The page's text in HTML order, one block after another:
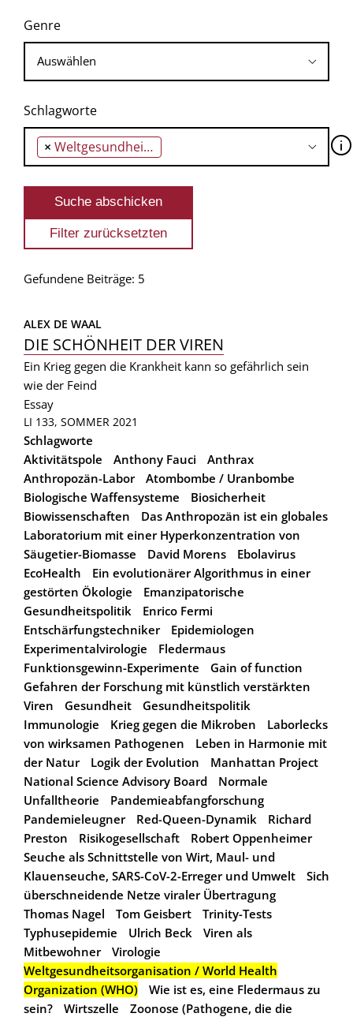
Genre
Schlagworte
× Weltgesundheitsorganisation / World Health Organization (WHO) 🛈
Gefundene Beiträge: 5
ALEX DE WAAL
DIE SCHÖNHEIT DER VIREN
Ein Krieg gegen die Krankheit kann so gefährlich sein
wie der Feind
Essay
LI 133, SOMMER 2021
Schlagworte
Aktivitätspole
Anthony Fauci
Anthrax
Anthropozän-Labor
Atombombe / Uranbombe
Biologische Waffensysteme
Biosicherheit
Biowissenschaften
Das Anthropozän ist ein globales
Laboratorium mit einer Hyperkonzentration von
Säugetier-Biomasse
David Morens
Ebolavirus
EcoHealth
Ein evolutionärer Algorithmus in einer
gestörten Ökologie
Emanzipatorische
Gesundheitspolitik
Enrico Fermi
Entschärfungstechniker
Epidemiologen
Experimentalvirologie
Fledermaus
Funktionsgewinn-Experimente
Gain of function
Gefahren der Forschung mit künstlich verstärkten
Viren
Gesundheit
Gesundheitspolitik
Immunologie
Krieg gegen die Mikroben
Laborlecks
von wirksamen Pathogenen
Leben in Harmonie mit
der Natur
Logik der Evolution
Manhattan Project
National Science Advisory Board
Normale
Unfalltheorie
Pandemieabfangforschung
Pandemieleugner
Red-Queen-Dynamik
Richard
Preston
Risikogesellschaft
Robert Oppenheimer
Seuche als Schnittstelle von Wirt, Maul- und
Klauenseuche, SARS-CoV-2-Erreger und Umwelt
Sich
überschneidende Netze viraler Übertragung
Thomas Nagel
Tom Geisbert
Trinity-Tests
Typhusepidemie
Ulrich Beck
Viren als
Mitbewohner
Virologie
Weltgesundheitsorganisation / World Health
Organization (WHO)
Wie ist es, eine Fledermaus zu
sein?
Wirtszelle
Zoonose (Pathogene, die die